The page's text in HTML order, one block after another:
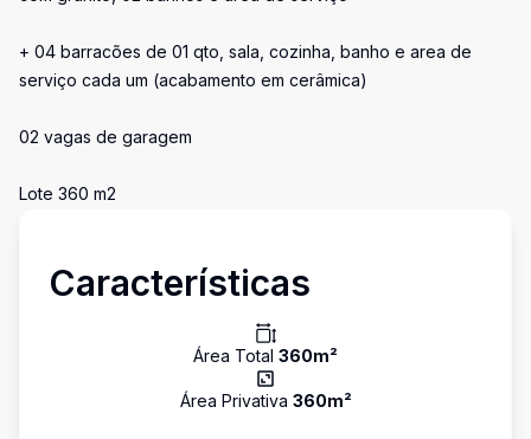
+ 04 barracões de 01 qto, sala, cozinha, banho e area de
serviço cada um (acabamento em cerâmica)
02 vagas de garagem
Lote 360 m2
Características
Área Total 360m²
Área Privativa 360m²